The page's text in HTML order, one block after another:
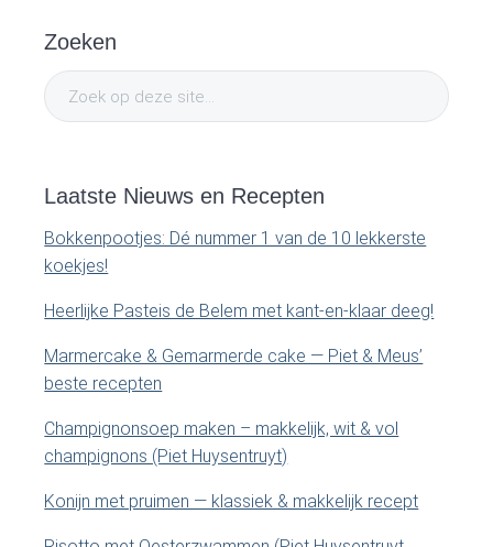
a
y
S
d
e
Zoeken
Z
o
o
d
e
z
s
i
e
.
.
Laatste Nieuws en Recepten
Bokkenpootjes: Dé nummer 1 van de 10 lekkerste
koekjes!
Heerlijke Pasteis de Belem met kant-en-klaar deeg!
Marmercake & Gemarmerde cake — Piet & Meus’
beste recepten
Champignonsoep maken – makkelijk, wit & vol
champignons (Piet Huysentruyt)
Konijn met pruimen — klassiek & makkelijk recept